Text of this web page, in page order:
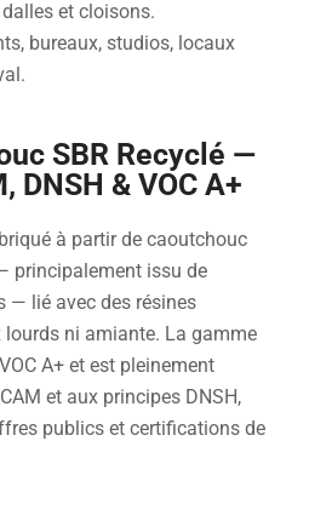
et cloisons.
bureaux, studios, locaux
SBR Recyclé —
DNSH & VOC A+
à partir de caoutchouc
principalement issu de
— lié avec des résines
ni amiante. La gamme
A+ et est pleinement
et aux principes DNSH,
publics et certifications de